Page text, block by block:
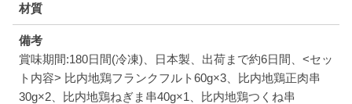
材質
備考
賞味期間:180日間(冷凍)、日本製、出荷まで約6日間、<セッ
ト内容> 比内地鶏フランクフルト60g×3、比内地鶏正肉串
30g×2、比内地鶏ねぎま串40g×1、比内地鶏つくね串